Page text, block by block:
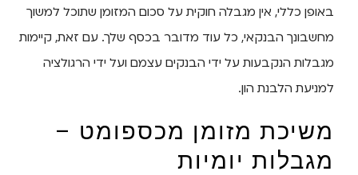
באופן כללי, אין מגבלה חוקית על סכום המזומן שתוכל למשוך
מחשבונך הבנקאי, כל עוד מדובר בכסף שלך. עם זאת, קיימות
מגבלות הנקבעות על ידי הבנקים עצמם ועל ידי הרגולציה
למניעת הלבנת הון.
משיכת מזומן מכספומט –
מגבלות יומיות